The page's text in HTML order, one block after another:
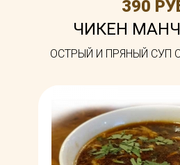
390
ЧИКЕН
ОСТРЫЙ И ПРЯНЫЙ СУП